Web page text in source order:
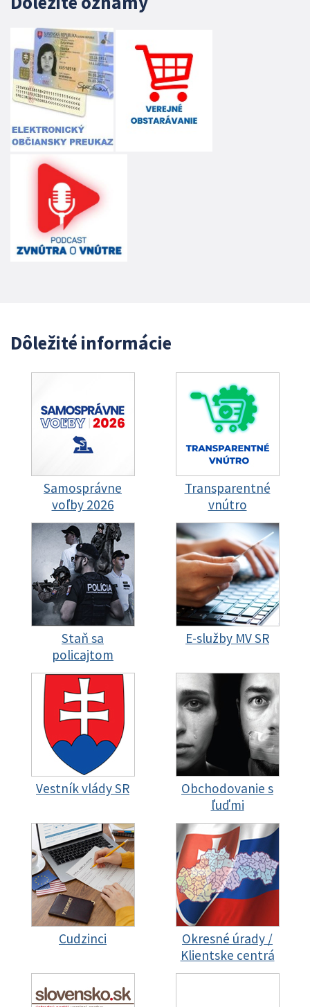
Dôležité informácie
Samosprávne
voľby 2026
Transparentné
vnútro
Staň sa
policajtom
E-služby MV SR
Vestník vlády SR
Obchodovanie s
ľuďmi
Cudzinci
Okresné úrady /
Klientske centrá